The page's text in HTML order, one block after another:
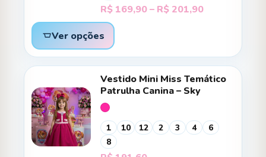
R$ 169,90– R$ 201,90Faixa
R$ 169,90
através
R$ 201,90
Ver opções
Vestido Mini Miss Temático
Patrulha Canina – Sky
1 10 12 2 3 4
6
8